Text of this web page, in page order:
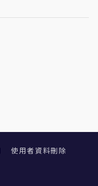
使用者資料刪除